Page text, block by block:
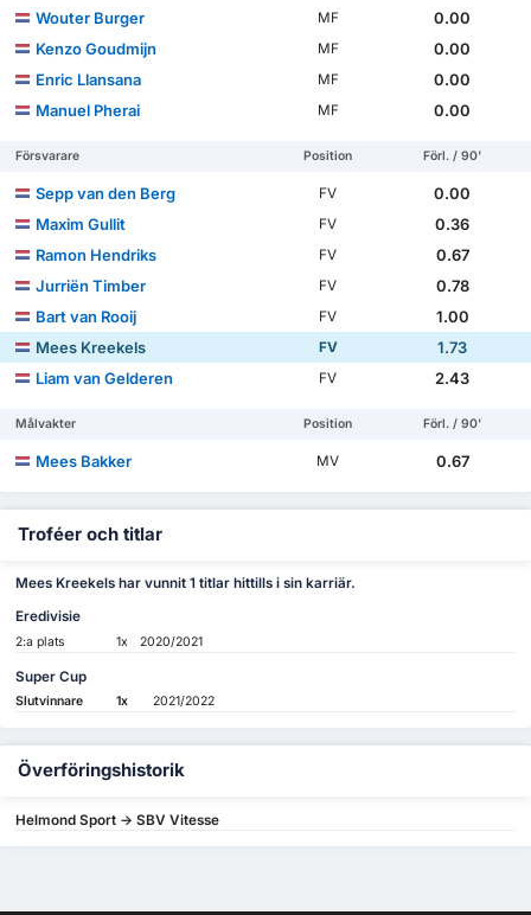
Wouter Burger
MF
0.00
Kenzo Goudmijn
MF
0.00
Enric Llansana
MF
0.00
Manuel Pherai
MF 0.00
Försvarare Position Förl. / 90'
Sepp van den Berg FV
0.00
Maxim Gullit
FV
0.36
Ramon Hendriks
FV
0.67
Jurriën Timber
FV
0.78
Bart van Rooij
FV
1.00
Mees Kreekels
FV
1.73
Liam van Gelderen
FV 2.43
Målvakter Position Förl. / 90'
Mees Bakker MV 0.67
Troféer och titlar
Mees Kreekels har vunnit 1 titlar hittills i sin karriär.
Eredivisie
2:a plats 1x 2020/2021
Super Cup
Slutvinnare 1x 2021/2022
Överföringshistorik
Helmond Sport -> SBV Vitesse